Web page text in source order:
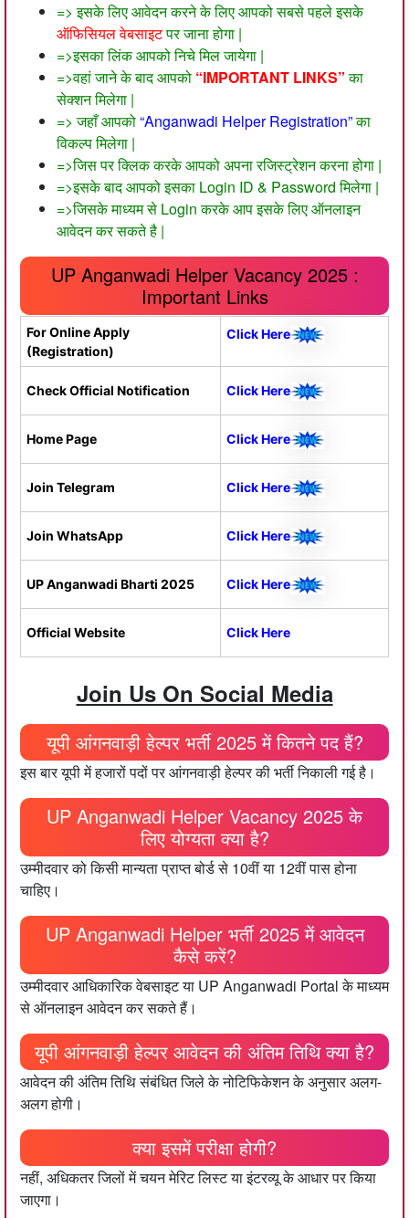
=> इसके लिए आवेदन करने के लिए आपको सबसे पहले इसके
ऑफिसियल वेबसाइटपर जाना होगा |
=>इसका लिंक आपको निचे मिल जायेगा |
=>वहां जाने के बाद आपको “IMPORTANT LINKS” का
सेक्शन मिलेगा |
=> जहाँ आपको“Anganwadi Helper Registration”का
विकल्प मिलेगा |
=>जिस पर क्लिक करके आपको अपना रजिस्ट्रेशन करना होगा |
=>इसके बाद आपको इसका Login ID & Password मिलेगा |
=>जिसके माध्यम से Login करके आप इसके लिए ऑनलाइन
आवेदन कर सकते है |
UP Anganwadi Helper Vacancy 2025 :
Important Links
For Online Apply
(Registration)
Click Here
Check Official Notification Click Here
Home Page Click Here
Join Telegram Click Here
Join WhatsApp Click Here
UP Anganwadi Bharti 2025 Click Here
Official Website Click Here
Join Us On Social Media
यूपी आंगनवाड़ी हेल्पर भर्ती 2025 में कितने पद हैं?
इस बार यूपी में हजारों पदों पर आंगनवाड़ी हेल्पर की भर्ती निकाली गई है।
UP Anganwadi Helper Vacancy 2025 के
लिए योग्यता क्या है?
उम्मीदवार को किसी मान्यता प्राप्त बोर्ड से 10वीं या 12वीं पास होना
चाहिए।
UP Anganwadi Helper भर्ती 2025 में आवेदन
कैसे करें?
उम्मीदवार आधिकारिक वेबसाइट या UP Anganwadi Portal के माध्यम
से ऑनलाइन आवेदन कर सकते हैं।
यूपी आंगनवाड़ी हेल्पर आवेदन की अंतिम तिथि क्या है?
आवेदन की अंतिम तिथि संबंधित जिले के नोटिफिकेशन के अनुसार अलग-
अलग होगी।
क्या इसमें परीक्षा होगी?
नहीं, अधिकतर जिलों में चयन मेरिट लिस्ट या इंटरव्यू के आधार पर किया
जाएगा।